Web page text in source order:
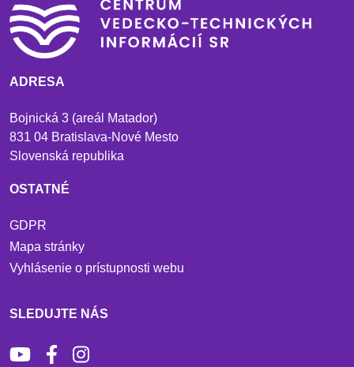
ADRESA
Bojnická 3 (areál Matador)
831 04 Bratislava-Nové Mesto
Slovenská republika
OSTATNÉ
GDPR
Mapa stránky
Vyhlásenie o prístupnosti webu
SLEDUJTE NÁS